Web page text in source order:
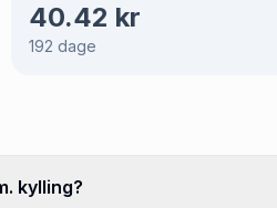
40.42 kr
192 dage
kylling?